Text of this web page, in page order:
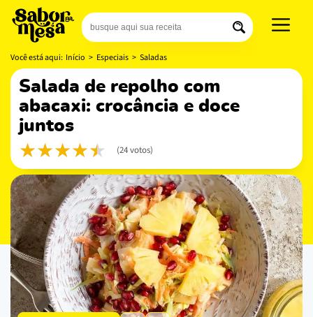
Você está aqui: Início > Especiais > Saladas
salada de repolho com
abacaxi: crocância e doce
juntos
(24 votos)